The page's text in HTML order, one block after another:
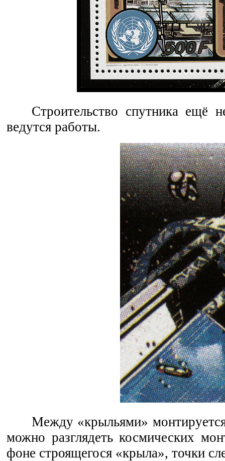
Строительство спутника ещё
ведутся работы.
Между «крыльями»
можно разглядеть космических
фоне строящегося «крыла», точки